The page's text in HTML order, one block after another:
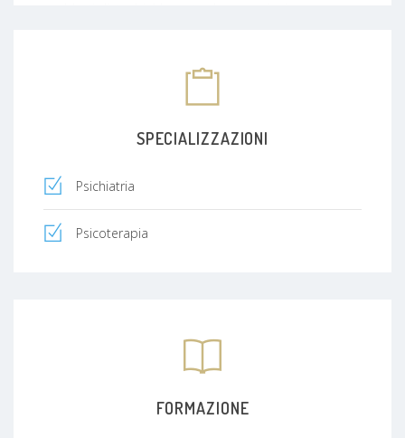
trasformativo indotto dalla psicoterapia non
meccanismi psichici profondi, non
precedentemente raggiunta, ma indispensabile,
per il superamento dei conflitti che sono alla base
SPECIALIZZAZIONI
Psichiatria
Psicoterapia
FORMAZIONE